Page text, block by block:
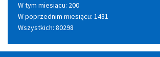
W tym miesiącu: 200
W poprzednim miesiącu: 1431
Wszystkich: 80298